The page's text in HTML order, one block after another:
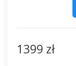
1399 zł